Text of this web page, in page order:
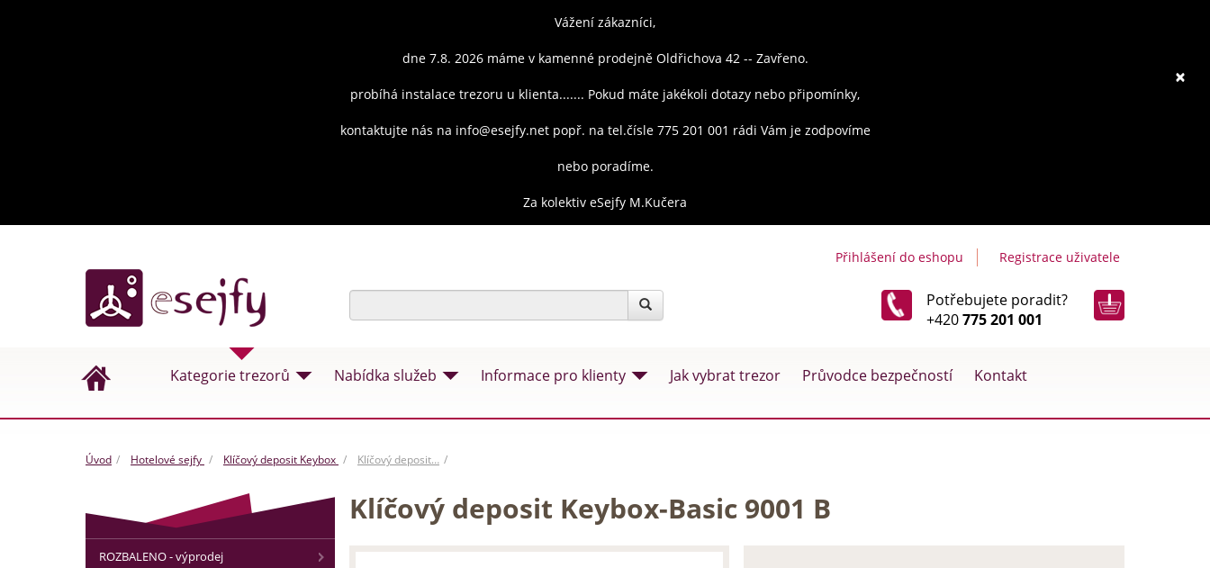
×
Vážení zákazníci,
dne 7.8. 2026 máme v kamenné prodejně Oldřichova 42 -- Zavřeno.
probíhá instalace trezoru u klienta....... Pokud máte jakékoli dotazy nebo připomínky,
kontaktujte nás na info@esejfy.net popř. na tel.čísle 775 201 001 rádi Vám je zodpovíme
nebo poradíme.
Za kolektiv eSejfy M.Kučera
Přihlášení do eshopu Registrace uživatele
Potřebujete poradit?
+420775 201 001
Kategorie trezorů Nabídka služeb Informace pro klienty Jak vybrat trezor Průvodce bezpečností Kontakt
Úvod Hotelové sejfy Klíčový deposit Keybox Klíčový deposit…
Klíčový deposit Keybox-Basic 9001 B
ROZBALENO - výprodej